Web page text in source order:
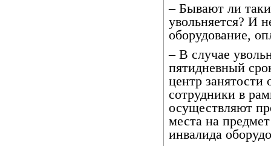
– Бывают ли
увольняется? И
оборудование,
– В случае
пятидневный
центр
сотрудники в
осуществляют
места на
инвалида